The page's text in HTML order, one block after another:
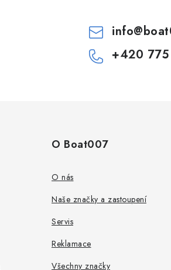
info@
+420
O Boat007
O nás
Naše značky a zastoupení
Servis
Reklamace
Všechny značky